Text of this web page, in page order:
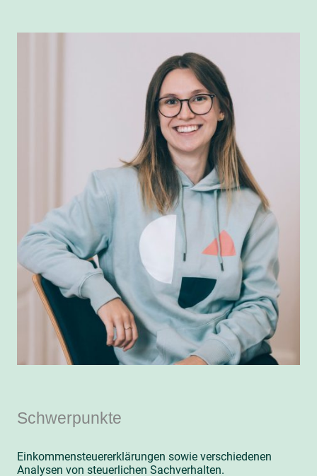
Schwerpunkte
Einkommensteuererklärungen sowie verschiedenen
Analysen von steuerlichen Sachverhalten.